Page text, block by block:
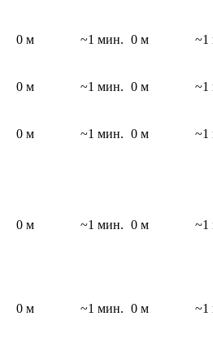
0 м ~1 мин. 0 м ~1
0 м ~1 мин. 0 м ~1
0 м ~1 мин. 0 м ~1
0 м ~1 мин. 0 м ~1
0 м ~1 мин. 0 м ~1